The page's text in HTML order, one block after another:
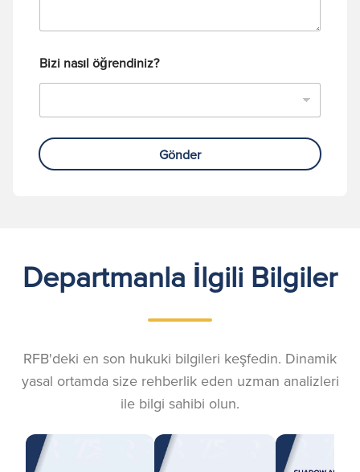
Bizi nasıl öğrendiniz?
Gönder
Departmanla İlgili Bilgiler
RFB'deki en son hukuki bilgileri keşfedin. Dinamik
yasal ortamda size rehberlik eden uzman analizleri
ile bilgi sahibi olun.